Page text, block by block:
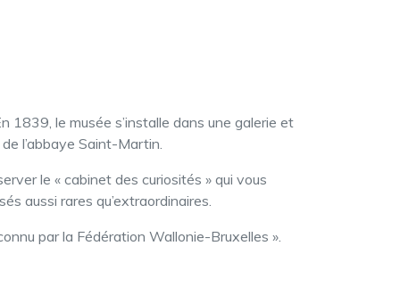
1839, le musée s’installe dans une galerie et
l’abbaye Saint-Martin.
le « cabinet des curiosités » qui vous
aussi rares qu’extraordinaires.
par la Fédération Wallonie-Bruxelles ».